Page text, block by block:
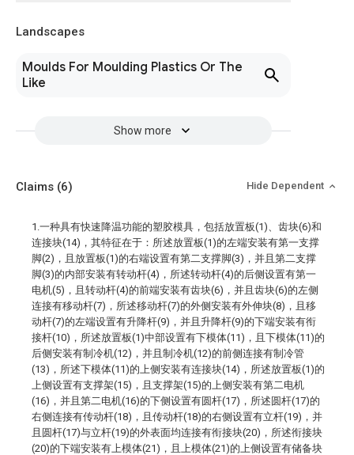
Landscapes
Moulds For Moulding Plastics Or The
Like
Show more
Claims (6) Hide Dependent
1.一种具有快速降温功能的塑胶模具，包括放置板(1)、齿块(6)和
连接块(14)，其特征在于：所述放置板(1)的左端安装有第一支撑
脚(2)，且放置板(1)的右端设置有第二支撑脚(3)，并且第二支撑
脚(3)的内部安装有转动杆(4)，所述转动杆(4)的后侧设置有第一
电机(5)，且转动杆(4)的前端安装有齿块(6)，并且齿块(6)的左侧
连接有移动杆(7)，所述移动杆(7)的外侧安装有外伸块(8)，且移
动杆(7)的左端设置有升降杆(9)，并且升降杆(9)的下端安装有衔
接杆(10)，所述放置板(1)中部设置有下模体(11)，且下模体(11)的
后侧安装有制冷机(12)，并且制冷机(12)的前侧连接有制冷管
(13)，所述下模体(11)的上侧安装有连接块(14)，所述放置板(1)的
上侧设置有支撑架(15)，且支撑架(15)的上侧安装有第二电机
(16)，并且第二电机(16)的下侧设置有圆杆(17)，所述圆杆(17)的
右侧连接有传动杆(18)，且传动杆(18)的右侧设置有立杆(19)，并
且圆杆(17)与立杆(19)的外表面均连接有衔接块(20)，所述衔接块
(20)的下端安装有上模体(21)，且上模体(21)的上侧设置有储备块